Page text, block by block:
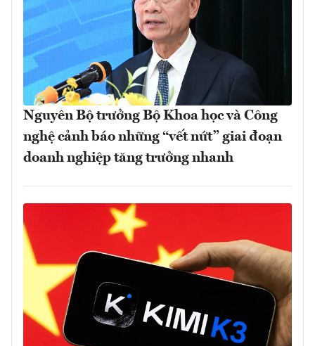
Nguyên Bộ trưởng Bộ Khoa học và Công
nghệ cảnh báo những “vết nứt” giai đoạn
doanh nghiệp tăng trưởng nhanh